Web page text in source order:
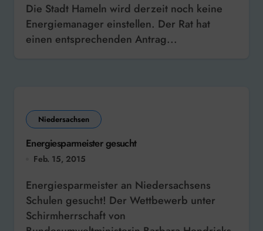
Die Stadt Hameln wird derzeit noch keine
Energiemanager einstellen. Der Rat hat
einen entsprechenden Antrag...
Niedersachsen
Energiesparmeister gesucht
Feb. 15, 2015
Energiesparmeister an Niedersachsens
Schulen gesucht! Der Wettbewerb unter
Schirmherrschaft von